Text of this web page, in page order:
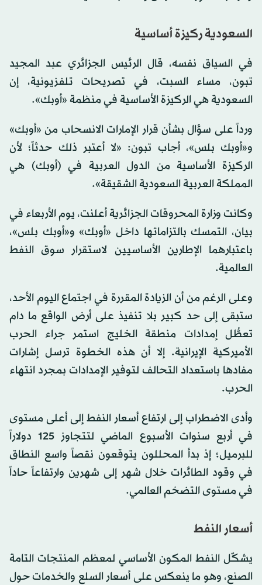
السعودية ركيزة أساسية
في السياق نفسه، قال الرئيس الجزائري عبد المجيد
تبون، مساء السبت، في تصريحات تلفزيونية، إن
السعودية هي الركيزة الأساسية في منظمة «أوبك».
ورداً على سؤال بشأن قرار الإمارات الانسحاب من «أوبك»
و«أوبك بلس»، أجاب تبون: «لا أعتبر ذلك حدثاً؛ لأن
الركيزة الأساسية من الدول العربية في (أوبك) هي
المملكة العربية السعودية الشقيقة».
وكانت وزارة المحروقات الجزائرية أعلنت، يوم الأربعاء في
بيان، التمسك بالتزاماتها داخل «أوبك» و«أوبك بلس»،
باعتبارهما الإطارين الأساسيين لاستقرار سوق النفط
العالمية.
وعلى الرغم من أن الزيادة المقررة في اجتماع اليوم الأحد،
ستبقى إلى حد كبير بلا تنفيذ على أرض الواقع ما دام
تعطُّل إمدادات منطقة الخليج استمر جراء الحرب
الأميركية الإيرانية. إلا أن هذه الخطوة ترسل إشارات
مفادها باستعداد التحالف لتوفير الإمدادات بمجرد انتهاء
الحرب.
وأدى الاضطراب إلى ارتفاع أسعار النفط إلى أعلى مستوى
في أربع سنوات الأسبوع الماضي لتتجاوز 125 دولاراً
للبرميل؛ إذ بدأ المحللون يتوقعون نقصاً واسع النطاق
في وقود الطائرات خلال شهر إلى شهرين وارتفاعاً حاداً
في مستوى التضخم العالمي.
أسعار النفط
يشكّل النفط المكون الأساسي لمعظم المنتجات التامة
الصنع، وهو ما ينعكس على أسعار السلع والخدمات حول